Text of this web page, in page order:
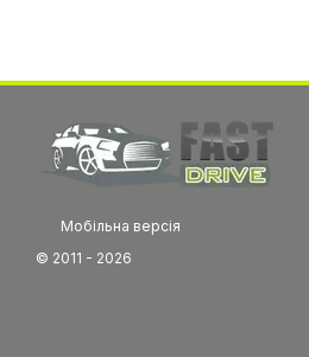
Мобільна версія
© 2011 - 2026